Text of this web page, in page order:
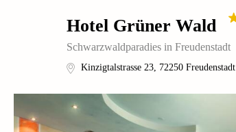
Hotel Grüner Wald
Schwarzwaldparadies in Freudenstadt
Kinzigtalstrasse 23, 72250 Freudenstadt